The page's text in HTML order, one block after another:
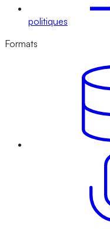
politiques
Formats